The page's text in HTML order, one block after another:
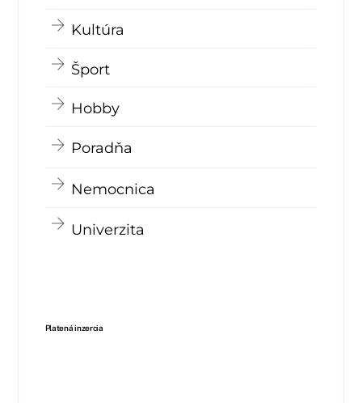
Kultúra
Šport
Hobby
Poradňa
Nemocnica
Univerzita
Platená inzercia